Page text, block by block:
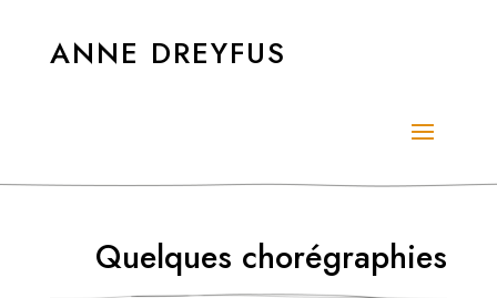
ANNE DREYFUS
Quelques chorégraphies